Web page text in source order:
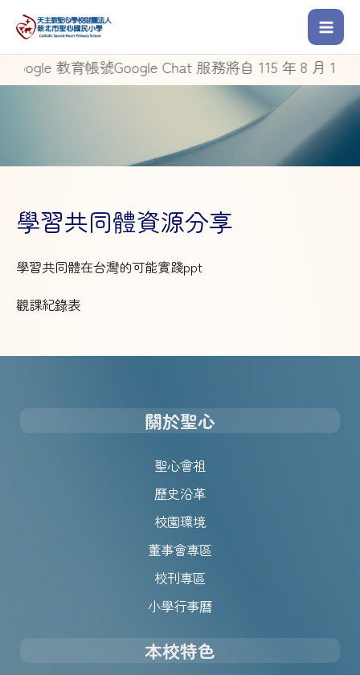
教育帳號Google Chat 服務將自 115 年 8 月 1 日起
學習共同體資源分享
學習共同體在台灣的可能實踐ppt
觀課紀錄表
關於聖心
聖心會祖
歷史沿革
校園環境
董事會專區
校刊專區
小學行事曆
本校特色